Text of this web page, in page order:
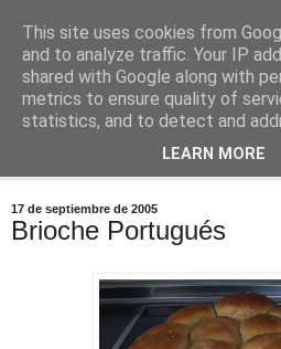
Comoju
La Cocina del Día a Día y el día a
17 de septiembre de 2005
Brioche Portugués
This site uses cookies from
and to analyze traffic. Your IP
shared with Google along with
metrics to ensure quality of
statistics, and to detect and
LEARN MORE